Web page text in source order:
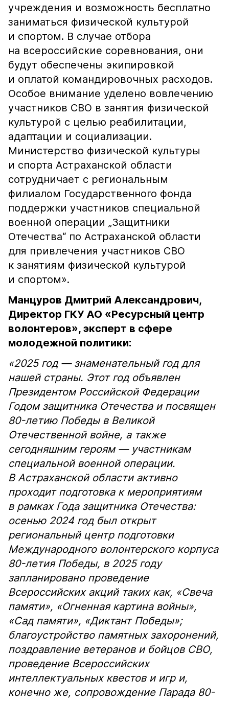
учреждения и возможность бесплатно
заниматься физической культурой
и спортом. В случае отбора
на всероссийские соревнования, они
будут обеспечены экипировкой
и оплатой командировочных расходов.
Особое внимание уделено вовлечению
участников СВО в занятия физической
культурой с целью реабилитации,
адаптации и социализации.
Министерство физической культуры
и спорта Астраханской области
сотрудничает с региональным
филиалом Государственного фонда
поддержки участников специальной
военной операции „Защитники
Отечества“ по Астраханской области
для привлечения участников СВО
к занятиям физической культурой
и спортом».
Манцуров Дмитрий Александрович,
Директор ГКУ АО «Ресурсный центр
волонтеров», эксперт в сфере
молодежной политики:
«2025 год — знаменательный год для
нашей страны. Этот год объявлен
Президентом Российской Федерации
Годом защитника Отечества и посвящен
80-летию Победы в Великой
Отечественной войне, а также
сегодняшним героям — участникам
специальной военной операции.
В Астраханской области активно
проходит подготовка к мероприятиям
в рамках Года защитника Отечества:
осенью 2024 год был открыт
региональный центр подготовки
Международного волонтерского корпуса
80-летия Победы, в 2025 году
запланировано проведение
Всероссийских акций таких как, «Свеча
памяти», «Огненная картина войны»,
«Сад памяти», «Диктант Победы»;
благоустройство памятных захоронений,
поздравление ветеранов и бойцов СВО,
проведение Всероссийских
интеллектуальных квестов и игр и,
конечно же, сопровождение Парада 80-